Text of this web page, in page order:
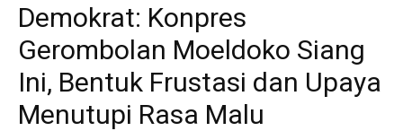
Demokrat: Konpres
Gerombolan Moeldoko Siang
Ini, Bentuk Frustasi dan Upaya
Menutupi Rasa Malu